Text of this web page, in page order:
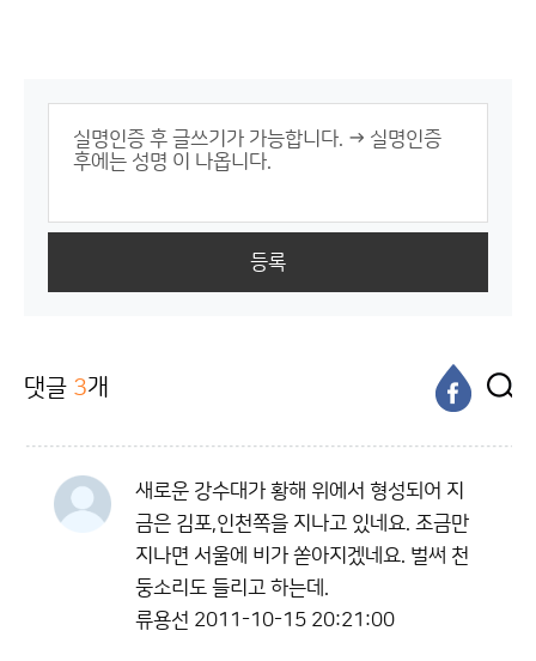
등록
댓글 3개
새로운 강수대가 황해 위에서 형성되어 지
금은 김포,인천쪽을 지나고 있네요. 조금만
지나면 서울에 비가 쏟아지겠네요. 벌써 천
둥소리도 들리고 하는데.
류용선 2011-10-15 20:21:00